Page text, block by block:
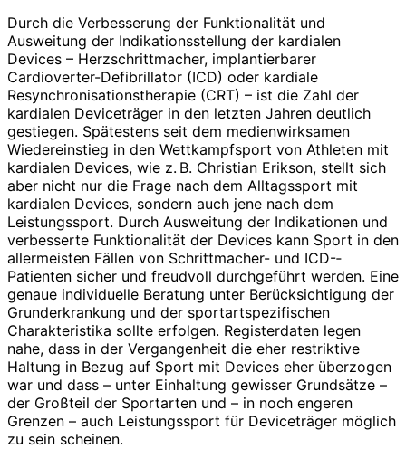
Durch die Verbesserung der Funktionalität und
Ausweitung der Indika­tionsstellung der kardialen
Devices – Herzschrittmacher, implantierbarer
Cardioverter-Defibrillator (ICD) oder kardiale
Resynchronisationstherapie (CRT) – ist die Zahl der
kardialen Deviceträger in den letzten Jahren deutlich
gestiegen. Spätestens seit dem medienwirksamen
Wiedereinstieg in den Wettkampfsport von Athleten mit
kardialen Devices, wie z. B. Christian Erikson, stellt sich
aber nicht nur die Frage nach dem Alltagssport mit
kardialen Devices, sondern auch jene nach dem
Leistungssport. Durch Ausweitung der Indikationen und
verbesserte Funktionalität der Devices kann Sport in den
allermeisten Fällen von Schrittmacher- und ICD-­
Patienten sicher und freudvoll durchgeführt werden. Eine
genaue individuelle Beratung unter Berücksichtigung der
Grunderkrankung und der sportartspezifischen
Charakteristika sollte erfolgen. Registerdaten legen
nahe, dass in der Vergangenheit die eher restriktive
Haltung in Bezug auf Sport mit Devices eher überzogen
war und dass – unter Einhaltung gewisser Grundsätze –
der Großteil der Sportarten und – in noch engeren
Grenzen – auch Leistungssport für Deviceträger möglich
zu sein scheinen.